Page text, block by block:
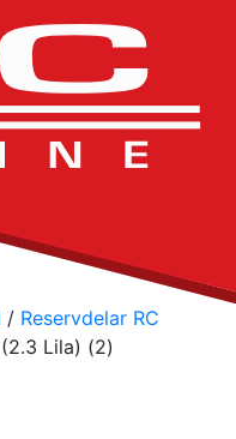
/ Reservdelar RC
Lila) (2)